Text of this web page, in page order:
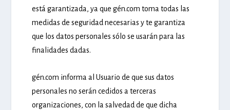
está garantizada, ya que gén.com toma todas las
medidas de seguridad necesarias y te garantiza
que los datos personales sólo se usarán para las
finalidades dadas.
gén.com informa al Usuario de que sus datos
personales no serán cedidos a terceras
organizaciones, con la salvedad de que dicha